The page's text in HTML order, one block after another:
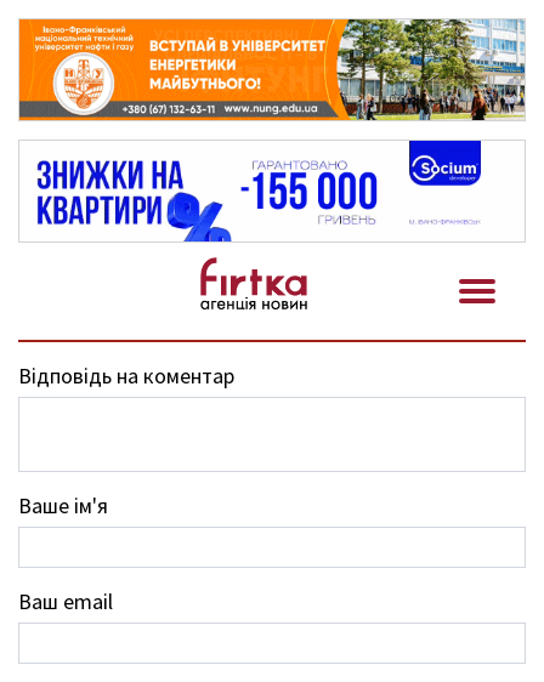
Відповідь на коментар
Ваше ім'я
Ваш email